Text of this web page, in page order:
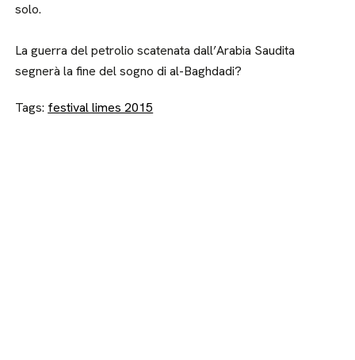
solo.
La guerra del petrolio scatenata dall’Arabia Saudita
segnerà la fine del sogno di al-Baghdadi?
Tags: festival limes 2015